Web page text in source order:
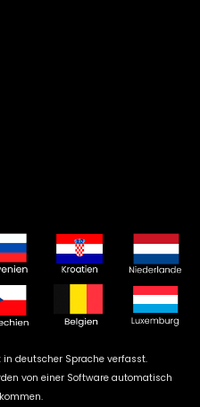
deutscher Sprache verfasst.
von einer Software automatisch